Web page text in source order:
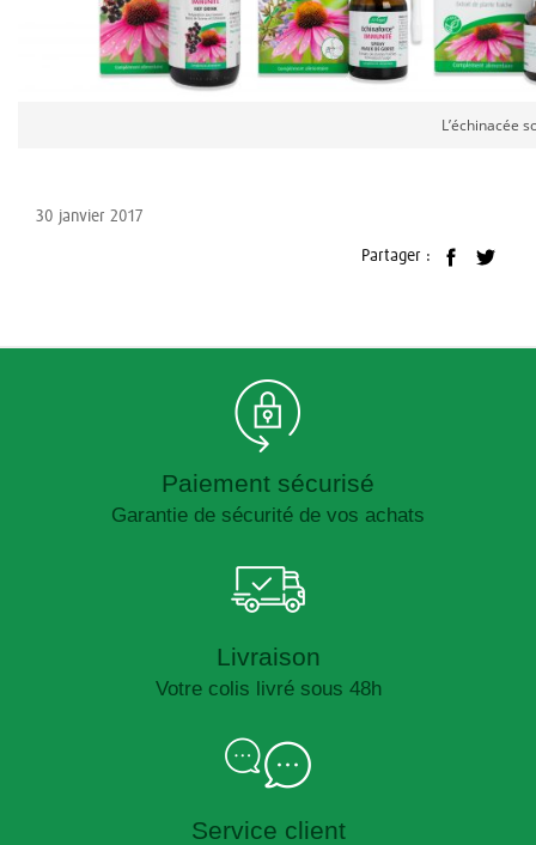
L’échinacée
30 janvier 2017
Partager :
Paiement sécurisé
Garantie de sécurité de vos achats
Livraison
Votre colis livré sous 48h
Service client